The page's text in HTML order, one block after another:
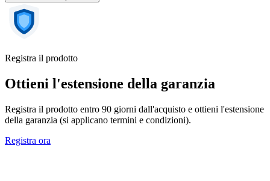
Registra il prodotto
Ottieni l'estensione della garanzia
Registra il prodotto entro 90 giorni dall'acquisto e ottieni l'estensione
della garanzia (si applicano termini e condizioni).
Registra ora